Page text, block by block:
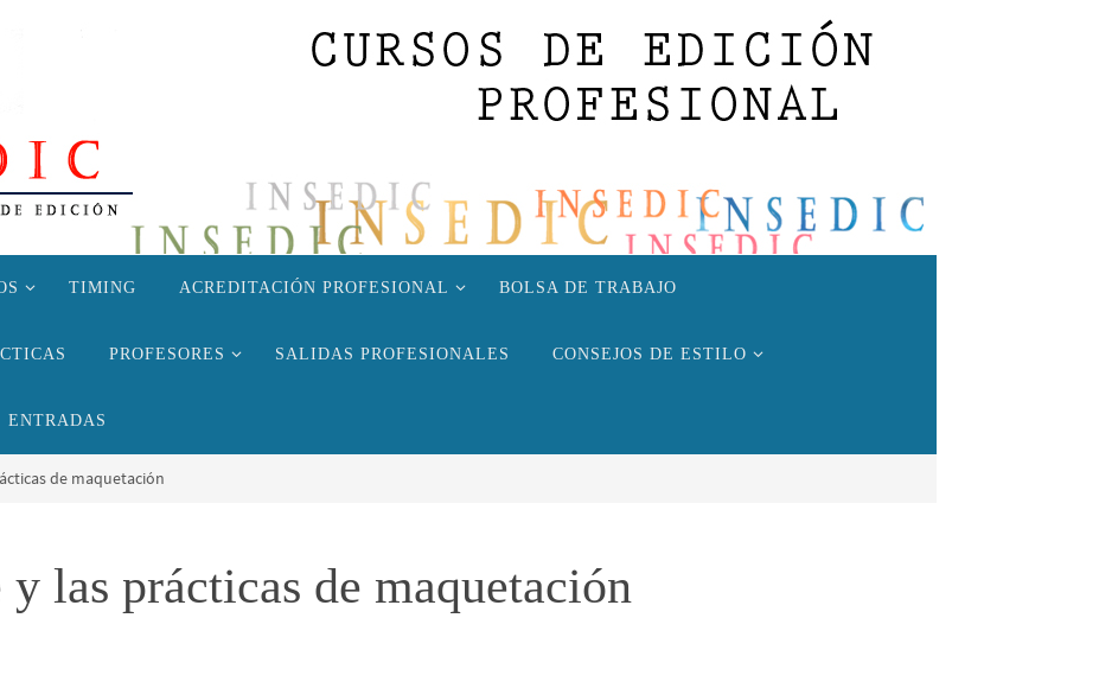
TIMING ACREDITACIÓN PROFESIONAL BOLSA DE TRABAJO
PROFESORES SALIDAS PROFESIONALES CONSEJOS DE ESTILO
ENTRADAS
de maquetación
las prácticas de maquetación